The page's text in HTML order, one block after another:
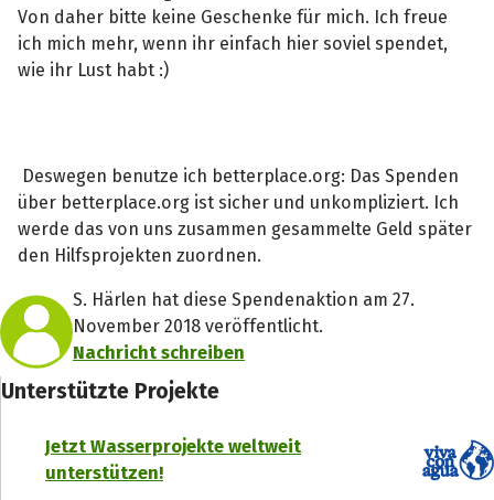
Von daher bitte keine Geschenke für mich. Ich freue
ich mich mehr, wenn ihr einfach hier soviel spendet,
wie ihr Lust habt :)
Deswegen benutze ich betterplace.org: Das Spenden
über betterplace.org ist sicher und unkompliziert. Ich
werde das von uns zusammen gesammelte Geld später
den Hilfsprojekten zuordnen.
S. Härlen hat diese Spendenaktion am 27.
November 2018 veröffentlicht.
Nachricht schreiben
Unterstützte Projekte
Jetzt Wasserprojekte weltweit
unterstützen!